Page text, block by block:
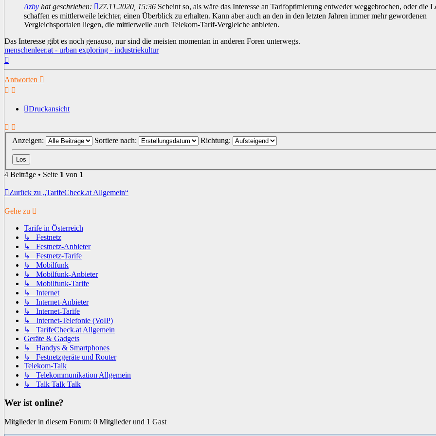
Azby hat geschrieben: 27.11.2020, 15:36 Scheint so, als wäre das Interesse an Tarifoptimierung entweder weggebrochen, oder die
schaffen es mittlerweile leichter, einen Überblick zu erhalten. Kann aber auch an den in den letzten Jahren immer mehr gewordenen
Vergleichsportalen liegen, die mittlerweile auch Telekom-Tarif-Vergleiche anbieten.
Das Interesse gibt es noch genauso, nur sind die meisten momentan in anderen Foren unterwegs.
menschenleer.at - urban exploring - industriekultur
Antworten
Druckansicht
Anzeigen: Sortiere nach: Richtung:
4 Beiträge • Seite 1 von 1
Zurück zu „TarifeCheck.at Allgemein“
Gehe zu
Tarife in Österreich
↳ Festnetz
↳ Festnetz-Anbieter
↳ Festnetz-Tarife
↳ Mobilfunk
↳ Mobilfunk-Anbieter
↳ Mobilfunk-Tarife
↳ Internet
↳ Internet-Anbieter
↳ Internet-Tarife
↳ Internet-Telefonie (VoIP)
↳ TarifeCheck.at Allgemein
Geräte & Gadgets
↳ Handys & Smartphones
↳ Festnetzgeräte und Router
Telekom-Talk
↳ Telekommunikation Allgemein
↳ Talk Talk Talk
Wer ist online?
Mitglieder in diesem Forum: 0 Mitglieder und 1 Gast